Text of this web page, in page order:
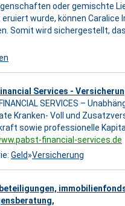
oder gemischte
wurde, können Caralice
Somit wird sichergestellt,
Services -
SERVICES –
Kranken- Voll und
sowie professionelle
financial-services.de
Geld»Versicherung